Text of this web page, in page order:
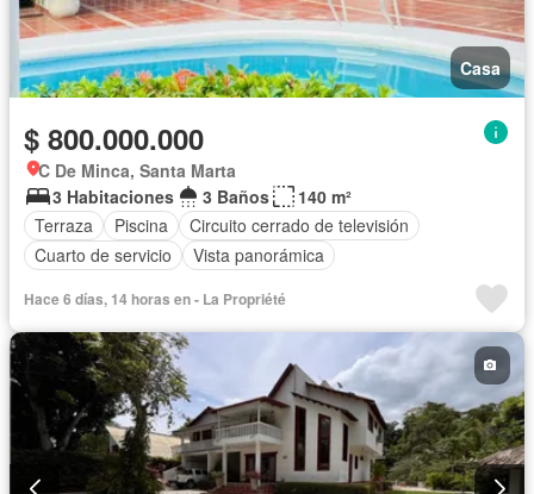
Casa
$ 800.000.000
C De Minca, Santa Marta
3 Habitaciones
3 Baños
140 m²
Terraza
Piscina
Circuito cerrado de televisión
Cuarto de servicio
Vista panorámica
Hace 6 días, 14 horas en - La Propriété